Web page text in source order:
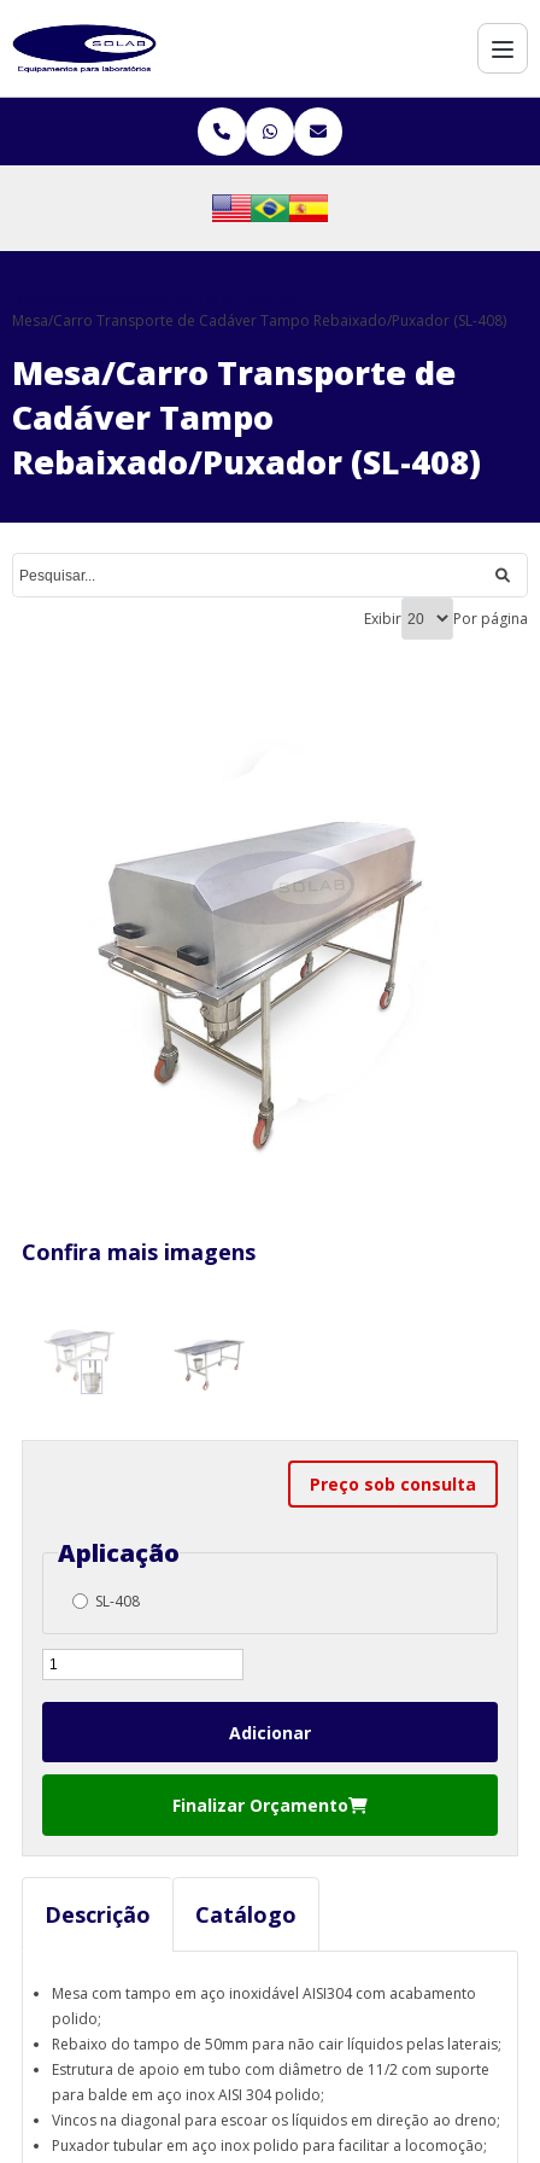
Mesa/Carro Transporte de Cadáver Tampo Rebaixado/Puxador (SL-408)
Mesa/Carro Transporte de
Cadáver Tampo
Rebaixado/Puxador (SL-408)
Exibir Por página
Confira mais imagens
Preço sob consulta
Aplicação
SL-408
Finalizar Orçamento
Descrição Catálogo
Mesa com tampo em aço inoxidável AISI304 com acabamento
polido;
Rebaixo do tampo de 50mm para não cair líquidos pelas laterais;
Estrutura de apoio em tubo com diâmetro de 11/2 com suporte
para balde em aço inox AISI 304 polido;
Vincos na diagonal para escoar os líquidos em direção ao dreno;
Puxador tubular em aço inox polido para facilitar a locomoção;